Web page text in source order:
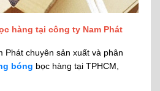
hàng tại công ty Nam Phát
Phát chuyên sản xuất và phân
bóng bọc hàng tại TPHCM,